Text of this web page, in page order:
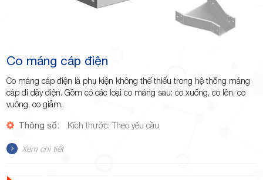
phường
Hiệp Phú,
Co máng cáp điện
Co máng cáp điện là phụ kiện không thể thiếu trong hệ thống máng
cáp đi dây điện. Gồm có các loại co máng sau: co xuống, co lên, co
vuông, co giảm.
Thông số: Kích thước: Theo yêu cầu
Xem chi tiết